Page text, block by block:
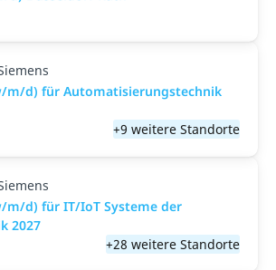
m/d) für Automatisierungstechnik
+9 weitere Standorte
m/d) für IT/IoT Systeme der
2027
+28 weitere Standorte